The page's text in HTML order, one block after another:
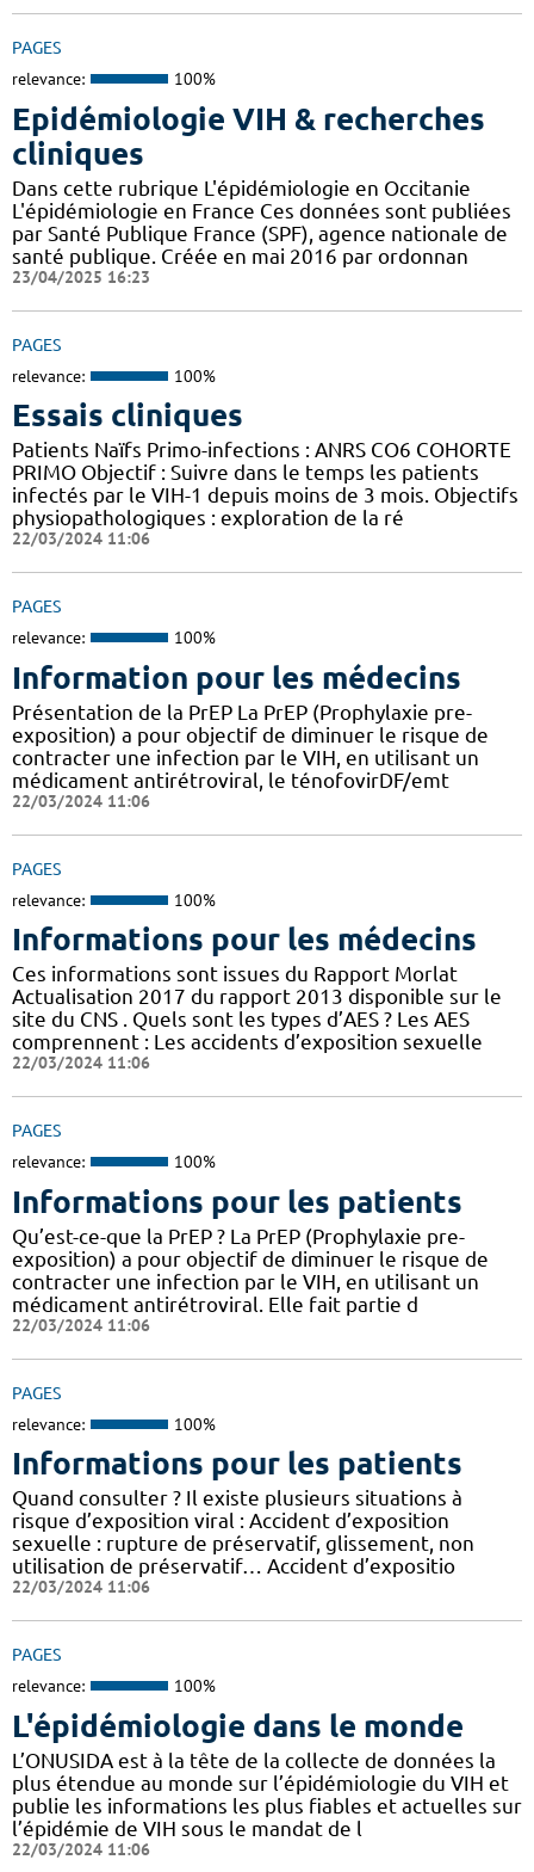
PAGES
relevance: 100%
Epidémiologie VIH & recherches
cliniques
Dans cette rubrique L'épidémiologie en Occitanie
L'épidémiologie en France Ces données sont publiées
par Santé Publique France (SPF), agence nationale de
santé publique. Créée en mai 2016 par ordonnan
23/04/2025 16:23
PAGES
relevance: 100%
Essais cliniques
Patients Naïfs Primo-infections : ANRS CO6 COHORTE
PRIMO Objectif : Suivre dans le temps les patients
infectés par le VIH-1 depuis moins de 3 mois. Objectifs
physiopathologiques : exploration de la ré
22/03/2024 11:06
PAGES
relevance: 100%
Information pour les médecins
Présentation de la PrEP La PrEP (Prophylaxie pre-
exposition) a pour objectif de diminuer le risque de
contracter une infection par le VIH, en utilisant un
médicament antirétroviral, le ténofovirDF/emt
22/03/2024 11:06
PAGES
relevance: 100%
Informations pour les médecins
Ces informations sont issues du Rapport Morlat
Actualisation 2017 du rapport 2013 disponible sur le
site du CNS . Quels sont les types d’AES ? Les AES
comprennent : Les accidents d’exposition sexuelle
22/03/2024 11:06
PAGES
relevance: 100%
Informations pour les patients
Qu’est-ce-que la PrEP ? La PrEP (Prophylaxie pre-
exposition) a pour objectif de diminuer le risque de
contracter une infection par le VIH, en utilisant un
médicament antirétroviral. Elle fait partie d
22/03/2024 11:06
PAGES
relevance: 100%
Informations pour les patients
Quand consulter ? Il existe plusieurs situations à
risque d’exposition viral : Accident d’exposition
sexuelle : rupture de préservatif, glissement, non
utilisation de préservatif… Accident d’expositio
22/03/2024 11:06
PAGES
relevance: 100%
L'épidémiologie dans le monde
L’ONUSIDA est à la tête de la collecte de données la
plus étendue au monde sur l’épidémiologie du VIH et
publie les informations les plus fiables et actuelles sur
l’épidémie de VIH sous le mandat de l
22/03/2024 11:06